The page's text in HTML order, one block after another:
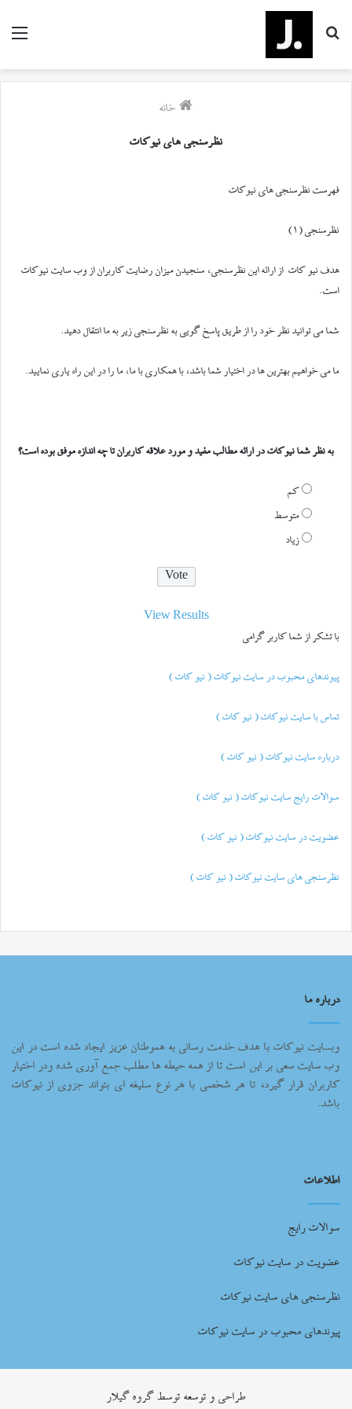
منو
جستجو
برای
خانه
نظرسنجی های نیوکات
فهرست نظرسنجی های نیوکات
نظرسنجی (۱)
هدف نیو کات از ارائه این نظرسنجی، سنجیدن میزان رضایت کاربران از وب سایت نیوکات
است.
شما می توانید نظر خود را از طریق پاسخ گویی به نظرسنجی زیر به ما انتقال دهید.
ما می خواهیم بهترین ها در اختیار شما باشد، با همکاری با ما، ما را در این راه یاری نمایید.
به نظر شما نیوکات در ارائه مطالب مفید و مورد علاقه کاربران تا چه اندازه موفق بوده است؟
کم
متوسط
زیاد
View Results
با تشکر از شما کاربر گرامی
پیوندهای محبوب در سایت نیوکات ( نیو کات )
تماس با سایت نیوکات ( نیو کات )
درباره سایت نیوکات ( نیو کات )
سوالات رایج سایت نیوکات ( نیو کات )
عضویت در سایت نیوکات ( نیو کات )
نظرسنجی های سایت نیوکات ( نیو کات )
درباره ما
وبسایت نیوکات با هدف خدمت رسانی به هموطنان عزیز ایجاد شده است در این
وب سایت سعی بر این است تا از همه حیطه ها مطلب جمع آوری شده ودر اختیار
کاربران قرار گیرد، تا هر شخصی با هر نوع سلیغه ای بتواند جزوی از نیوکات
باشد.
اطلاعات
سوالات رایج
عضویت در سایت نیوکات
نظرسنجی های سایت نیوکات
پیوندهای محبوب در سایت نیوکات
طراحي و توسعه توسط گروه گيلار